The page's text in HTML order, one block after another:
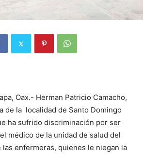
Oax.- Herman Patricio Camacho,
de la localidad de Santo Domingo
ha sufrido discriminación por ser
médico de la unidad de salud del
las enfermeras, quienes le niegan la